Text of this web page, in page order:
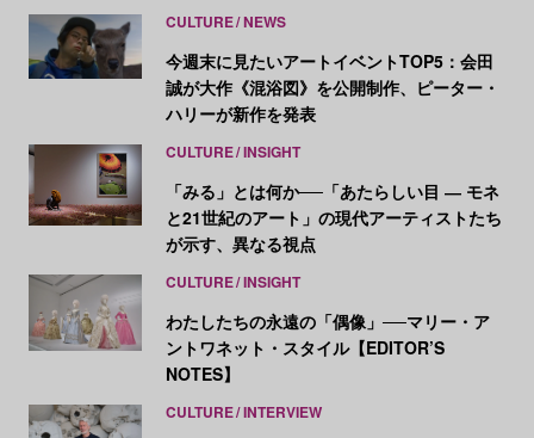
CULTURE NEWS
今週末に見たいアートイベントTOP5：会田
誠が大作《混浴図》を公開制作、ピーター・
ハリーが新作を発表
CULTURE INSIGHT
「みる」とは何か──「あたらしい目 ― モネ
と21世紀のアート」の現代アーティストたち
が示す、異なる視点
CULTURE INSIGHT
わたしたちの永遠の「偶像」──マリー・ア
ントワネット・スタイル【EDITOR’S
NOTES】
CULTURE INTERVIEW